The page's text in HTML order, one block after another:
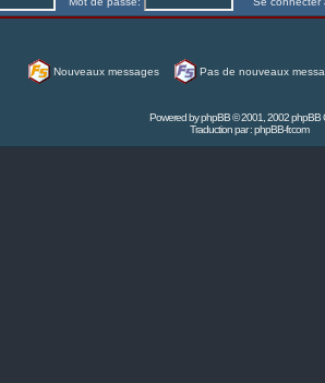
Nouveaux messages Pas de nouveaux
Powered byphpBB© 2001, 2002 phpBB
Traduction par :phpBB-fr.com